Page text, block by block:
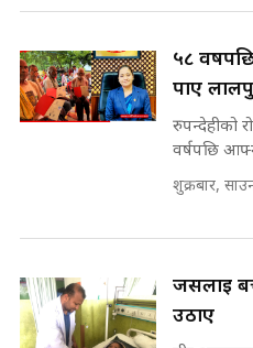
किन
पटकपटक
गुरुङ,
||
५८
पाए
रुपन्देहीको
वर्षपछि
शुक्रबार,
जसलाई
उठाए